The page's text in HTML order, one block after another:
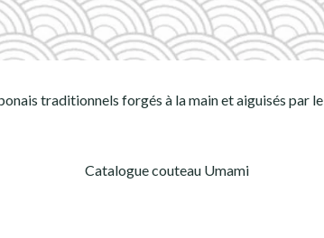
traditionnels forgés à la main et aiguisés par le
Catalogue couteau Umami